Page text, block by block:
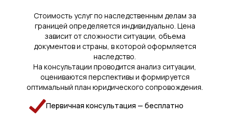
Стоимость услуг по наследственным делам за
границей определяется индивидуально. Цена
зависит от сложности ситуации, объема
документов и страны, в которой оформляется
наследство.
На консультации проводится анализ ситуации,
оцениваются перспективы и формируется
оптимальный план юридического сопровождения.
Первичная консультация — бесплатно